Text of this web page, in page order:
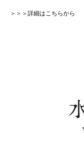
＞＞＞詳細はこちらから